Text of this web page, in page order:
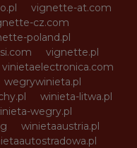
vignette-at.com
cz.com
poland.pl
vignette.pl
vinietaelectronica.com
wegrywinieta.pl
winieta-litwa.pl
wegry.pl
winietaaustria.pl